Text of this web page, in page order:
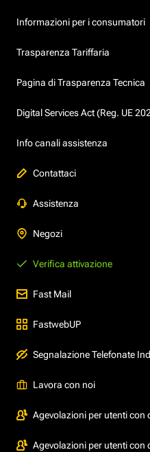
Informazioni per i consumatori
Trasparenza Tariffaria
Pagina di Trasparenza Tecnica
Digital Services Act (Reg. UE
Info canali assistenza
Contattaci
Assistenza
Negozi
Verifica attivazione
Fast Mail
FastwebUP
Segnalazione Telefonate
Lavora con noi
Agevolazioni per utenti con
Agevolazioni per utenti con